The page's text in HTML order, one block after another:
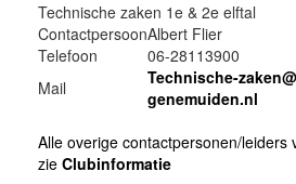
Technische zaken 1e & 2e elftal
ContactpersoonAlbert Flier
Telefoon
06-28113900
Mail
Technische-
genemuiden.nl
Alle overige contactpersonen/leiders
zie Clubinformatie